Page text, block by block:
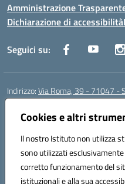
Cookies e altri
Il nostro Istituto non utilizza
sono utilizzati
corretto funzionamento del
istituzionali e alla sua
Amministrazione
Dichiarazione di accessibilità
Seguici su:
Indirizzo:Via Roma, 39 - 71047 -
Centralino:
Posta elettronica certificata (PEC):
Codice fiscale: 90015650717
Codice meccanografico:
Codice Indice delle Pubbliche
Codice unico di fatturazione (CUF):